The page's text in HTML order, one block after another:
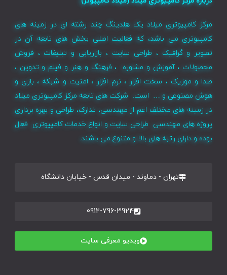
مرکز کامپیوتری میلاد یک هلدینگ چند رشته ای در زمینه های
کامپیوتری می باشد، که فعالیت اصلی بخش های تابعه آن در
تصویر و گرافیک ، طراحی سایت ، بازاریابی و تبلیغات ، فروش
محصولات ، آموزش و مشاوره ، فرهنگ و هنر و فیلم و تدوین ،
صدا و موزیک ، سخت افزار ، نرم افزار ، امنیت و شبکه ، بازی و
هوش مصنوعی و … است. شرکت های تابعه مرکز کامپیوتری میلاد
در زمینه های مختلف اعم از مهندسی، تدارک، طراحی و بهره برداری
پروژه های مهندسی طراحی سایت و انواع خدمات کامپیوتری فعال
بوده و دارای رتبه های بالا و متنوع می باشند.
تهران - دماوند - میدان قدس - خیابان دانشگاه
0912-796-3924
ویدیو معرفی سایت